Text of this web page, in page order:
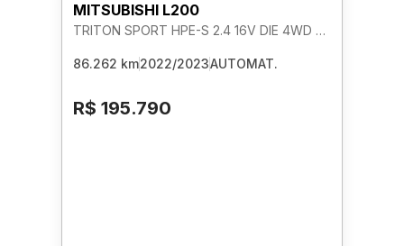
MITSUBISHI L200
TRITON SPORT HPE-S 2.4 16V DIE 4WD AUTOMATICO
86.262 km2022/2023AUTOMAT.
R$ 195.790